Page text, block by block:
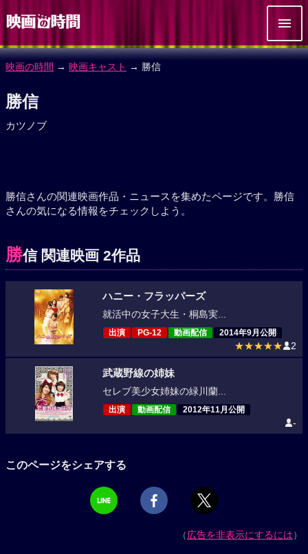
映画の時間 → 映画キャスト → 勝信
勝信
カツノブ
勝信さんの関連映画作品・ニュースを集めたページです。勝信
さんの気になる情報をチェックしよう。
勝信 関連映画 2作品
ハニー・フラッパーズ
就活中の女子大生・桐島実...
出演 PG-12 動画配信 2014年9月公開
★★★★★ 2
武蔵野線の姉妹
セレブ美少女姉妹の緑川蘭...
出演 動画配信 2012年11月公開
-
このページをシェアする
（広告を非表示にするには）